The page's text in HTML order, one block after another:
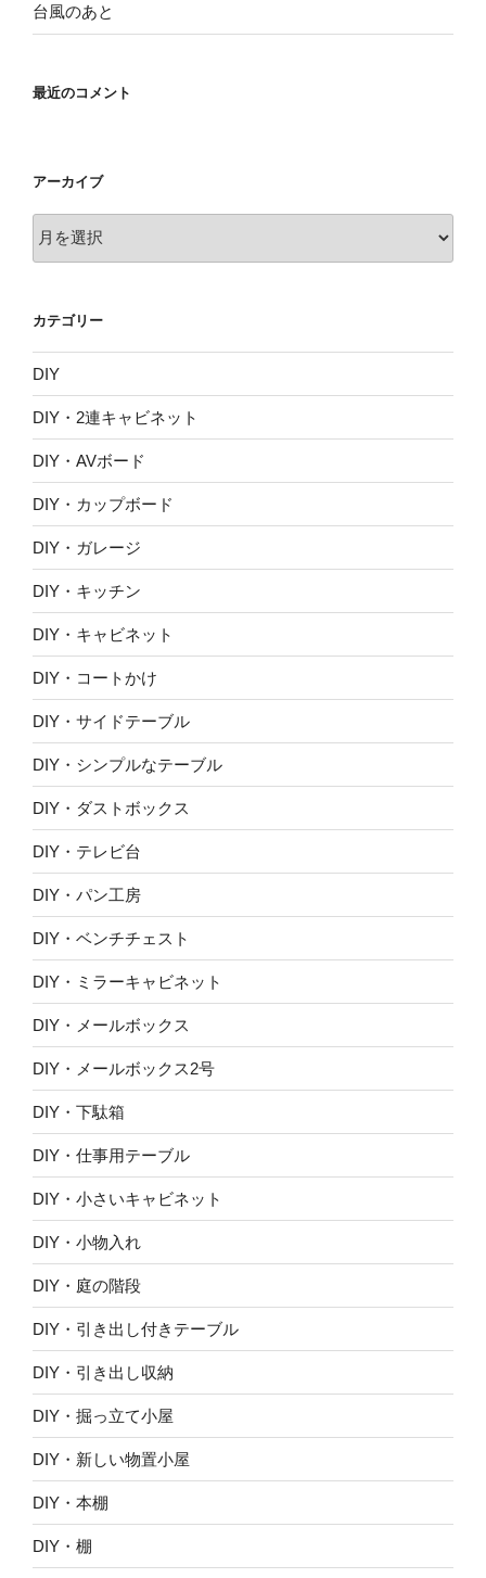
台風のあと
最近のコメント
アーカイブ
ー
ブ
カテゴリー
DIY
DIY・2連キャビネット
DIY・AVボード
DIY・カップボード
DIY・ガレージ
DIY・キッチン
DIY・キャビネット
DIY・コートかけ
DIY・サイドテーブル
DIY・シンプルなテーブル
DIY・ダストボックス
DIY・テレビ台
DIY・パン工房
DIY・ベンチチェスト
DIY・ミラーキャビネット
DIY・メールボックス
DIY・メールボックス2号
DIY・下駄箱
DIY・仕事用テーブル
DIY・小さいキャビネット
DIY・小物入れ
DIY・庭の階段
DIY・引き出し付きテーブル
DIY・引き出し収納
DIY・掘っ立て小屋
DIY・新しい物置小屋
DIY・本棚
DIY・棚